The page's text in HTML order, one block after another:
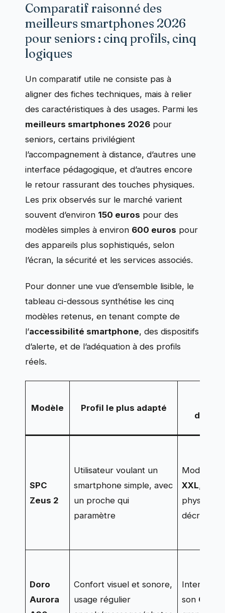
Comparatif raisonné des
meilleurs smartphones 2026
pour seniors : cinq profils, cinq
logiques
Un comparatif utile ne consiste pas à
aligner des fiches techniques, mais à relier
des caractéristiques à des usages. Parmi les
meilleurs smartphones 2026 pour
seniors, certains privilégient
l’accompagnement à distance, d’autres une
interface pédagogique, et d’autres encore
le retour rassurant des touches physiques.
Les prix observés sur le marché varient
souvent d’environ 150 euros pour des
modèles simples à environ 600 euros pour
des appareils plus sophistiqués, selon
l’écran, la sécurité et les services associés.
Pour donner une vue d’ensemble lisible, le
tableau ci-dessous synthétise les cinq
modèles retenus, en tenant compte de
l’accessibilité smartphone, des dispositifs
d’alerte, et de l’adéquation à des profils
réels.
Modèle Profil le plus adapté
SPC
Zeus 2
Utilisateur voulant un
smartphone simple, avec
un proche qui
paramètre
Mode
XXL,
physiques
Doro
Aurora
Confort visuel et sonore,
usage régulier
Interface
son